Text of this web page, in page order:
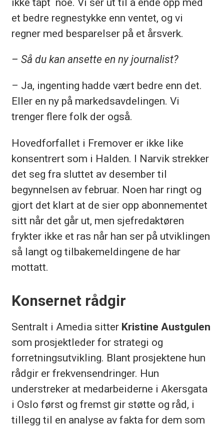
et bedre regnestykke enn ventet, og vi
regner med besparelser på et årsverk.
– Så du kan ansette en ny journalist?
– Ja, ingenting hadde vært bedre enn det.
Eller en ny på markedsavdelingen. Vi
trenger flere folk der også.
Hovedforfallet i Fremover er ikke like
konsentrert som i Halden. I Narvik strekker
det seg fra sluttet av desember til
begynnelsen av februar. Noen har ringt og
gjort det klart at de sier opp abonnementet
sitt når det går ut, men sjefredaktøren
frykter ikke et ras når han ser på utviklingen
så langt og tilbakemeldingene de har
mottatt.
Konsernet rådgir
Sentralt i Amedia sitter Kristine Austgulen
som prosjektleder for strategi og
forretningsutvikling. Blant prosjektene hun
rådgir er frekvensendringer. Hun
understreker at medarbeiderne i Akersgata
i Oslo først og fremst gir støtte og råd, i
tillegg til en analyse av fakta for dem som